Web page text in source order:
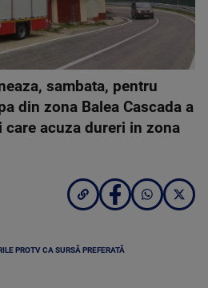
sambata, pentru
din zona Balea Cascada a
care acuza dureri in zona
PROTV CA SURSĂ PREFERATĂ